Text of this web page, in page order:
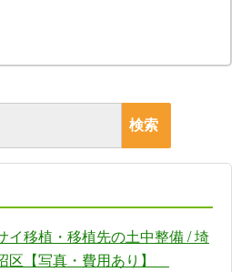
イ移植・移植先の土中整備 / 埼
区【写真・費用あり】